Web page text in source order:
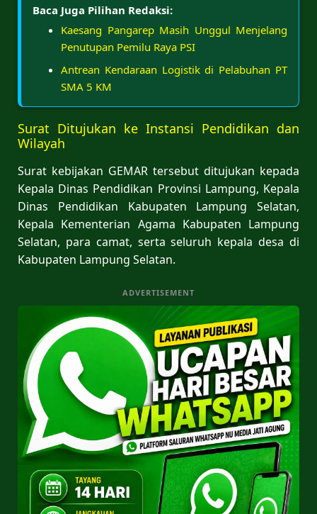
Baca Juga Pilihan Redaksi:
Kaesang Pangarep Masih Unggul Menjelang
Penutupan Pemilu Raya PSI
Antrean Kendaraan Logistik di Pelabuhan PT
SMA 5 KM
Surat Ditujukan ke Instansi Pendidikan dan
Wilayah
Surat kebijakan GEMAR tersebut ditujukan kepada
Kepala Dinas Pendidikan Provinsi Lampung, Kepala
Dinas Pendidikan Kabupaten Lampung Selatan,
Kepala Kementerian Agama Kabupaten Lampung
Selatan, para camat, serta seluruh kepala desa di
Kabupaten Lampung Selatan.
ADVERTISEMENT